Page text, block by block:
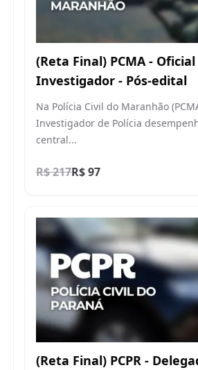
(Reta Final) PCMA - Oficial
Investigador - Pós-edital
Na Polícia Civil do Maranhão
Investigador de Polícia
central...
R$ 217R$ 97
(Reta Final) PCPR -